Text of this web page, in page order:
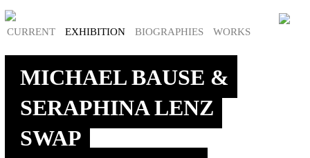
CURRENT EXHIBITION BIOGRAPHIES WORKS
MICHAEL BAUSE &
SERAPHINA LENZ
SWAP